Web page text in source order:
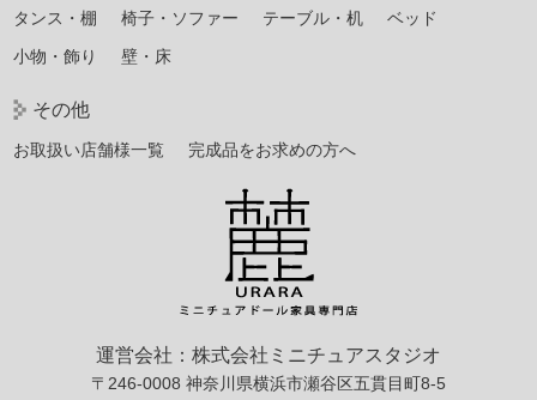
タンス・棚 椅子・ソファー テーブル・机
ベッド
小物・飾り
壁・床
その他
お取扱い店舗様一覧 完成品をお求めの方へ
運営会社：株式会社ミニチュアスタジオ
〒246-0008 神奈川県横浜市瀬谷区五貫目町8-5